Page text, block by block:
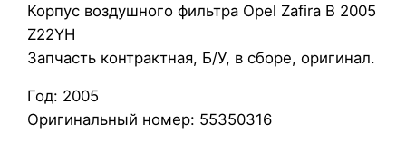
р
п
у
с
о
Корпус воздушного фильтра Opel Zafira B 2005
Z22YH
Запчасть контрактная, Б/У, в сборе, оригинал.
Год: 2005
Оригинальный номер: 55350316